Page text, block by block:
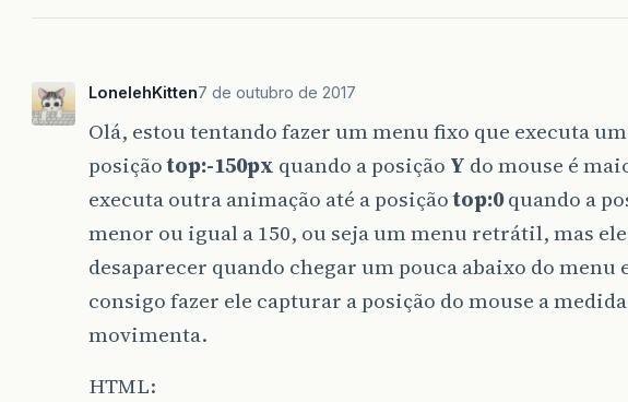
LonelehKitten7 de outubro de 2017
Olá, estou tentando fazer um menu fixo que executa
posiçãotop:-150px quando a posição Y do mouse é
executa outra animação até a posiçãotop:0quando a
menor ou igual a 150, ou seja um menu retrátil, mas
desaparecer quando chegar um pouca abaixo do menu
consigo fazer ele capturar a posição do mouse a
movimenta.
HTML: